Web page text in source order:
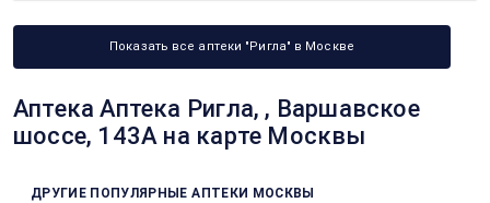
Показать все аптеки "Ригла" в Москве
Аптека Аптека Ригла, , Варшавское
шоссе, 143А на карте Москвы
ДРУГИЕ ПОПУЛЯРНЫЕ АПТЕКИ МОСКВЫ